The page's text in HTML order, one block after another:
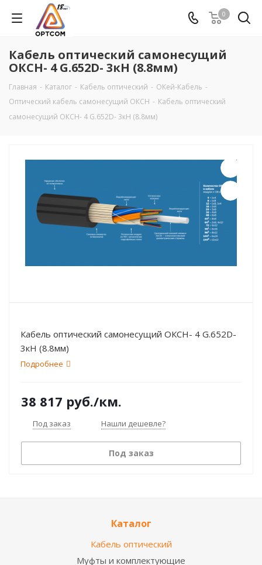
0
Кабель оптический самонесущий
ОКСН- 4 G.652D- 3кН (8.8мм)
Главная - Каталог - Кабель оптический - ОКей-Кабель -
Оптический кабель самонесущий ОКСН - Кабель оптический
самонесущий ОКСН- 4 G.652D- 3кН (8.8мм)
Кабель оптический самонесущий ОКСН- 4 G.652D-
3кН (8.8мм)
Подробнее
38 817 руб./км.
Под заказ Нашли дешевле?
Под заказ
Каталог
Кабель оптический
Муфты и комплектующие